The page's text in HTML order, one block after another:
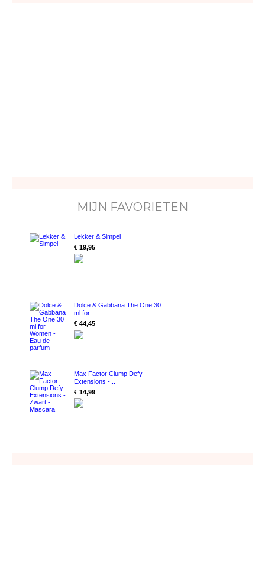
MIJN FAVORIETEN
Lekker & Simpel
€ 19,95
Dolce & Gabbana The One 30
ml for ...
€ 44,45
Max Factor Clump Defy
Extensions -...
€ 14,99